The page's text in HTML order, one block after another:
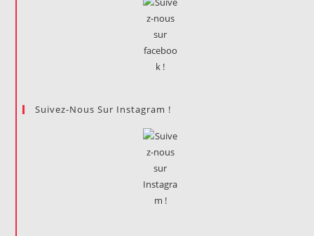
Suivez-Nous Sur Instagram !